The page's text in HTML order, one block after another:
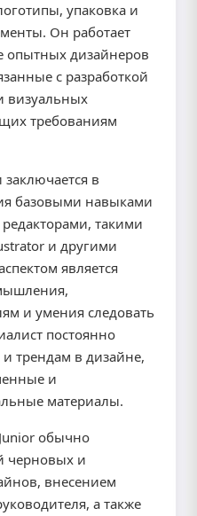
упаковка и
Он работает
опытных дизайнеров
с разработкой
визуальных
требованиям
в
базовыми навыками
такими
и другими
является
и умения следовать
постоянно
трендам в дизайне,
и
материалы.
обычно
черновых и
внесением
а также